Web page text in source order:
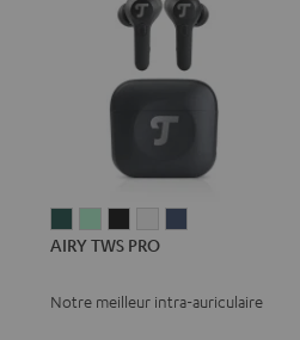
TWS
Cosmic
TWS
Misty
TWS
Night
TWS
SilverSteel
AIRY TWS PRO
Notre meilleur intra-auriculaire